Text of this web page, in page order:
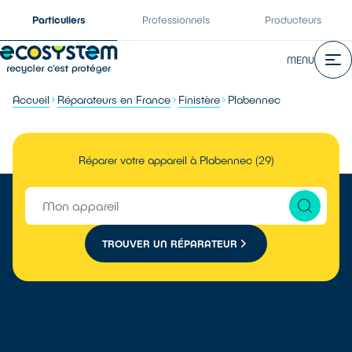
Particuliers Professionnels Producteurs
MENU
Accueil Réparateurs en France Finistère Plabennec
Réparer votre appareil à Plabennec (29)
TROUVER UN RÉPARATEUR